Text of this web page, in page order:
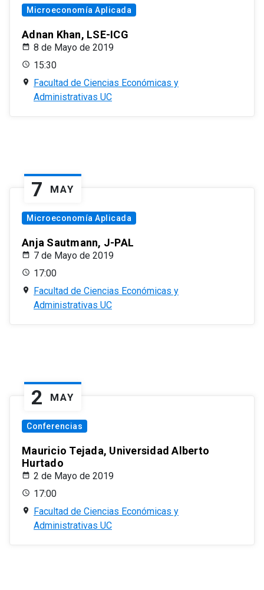
Microeconomía Aplicada
Adnan Khan, LSE-ICG
8 de Mayo de 2019
15:30
Facultad de Ciencias Económicas y
Administrativas UC
7 MAY
Microeconomía Aplicada
Anja Sautmann, J-PAL
7 de Mayo de 2019
17:00
Facultad de Ciencias Económicas y
Administrativas UC
2 MAY
Conferencias
Mauricio Tejada, Universidad Alberto
Hurtado
2 de Mayo de 2019
17:00
Facultad de Ciencias Económicas y
Administrativas UC